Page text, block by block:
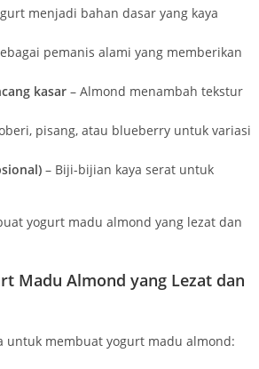
menjadi bahan dasar yang kaya
pemanis alami yang memberikan
kasar– Almond menambah tekstur
pisang, atau blueberry untuk variasi
– Biji-bijian kaya serat untuk
yogurt madu almond yang lezat dan
Madu Almond yang Lezat dan
untuk membuat yogurt madu almond: